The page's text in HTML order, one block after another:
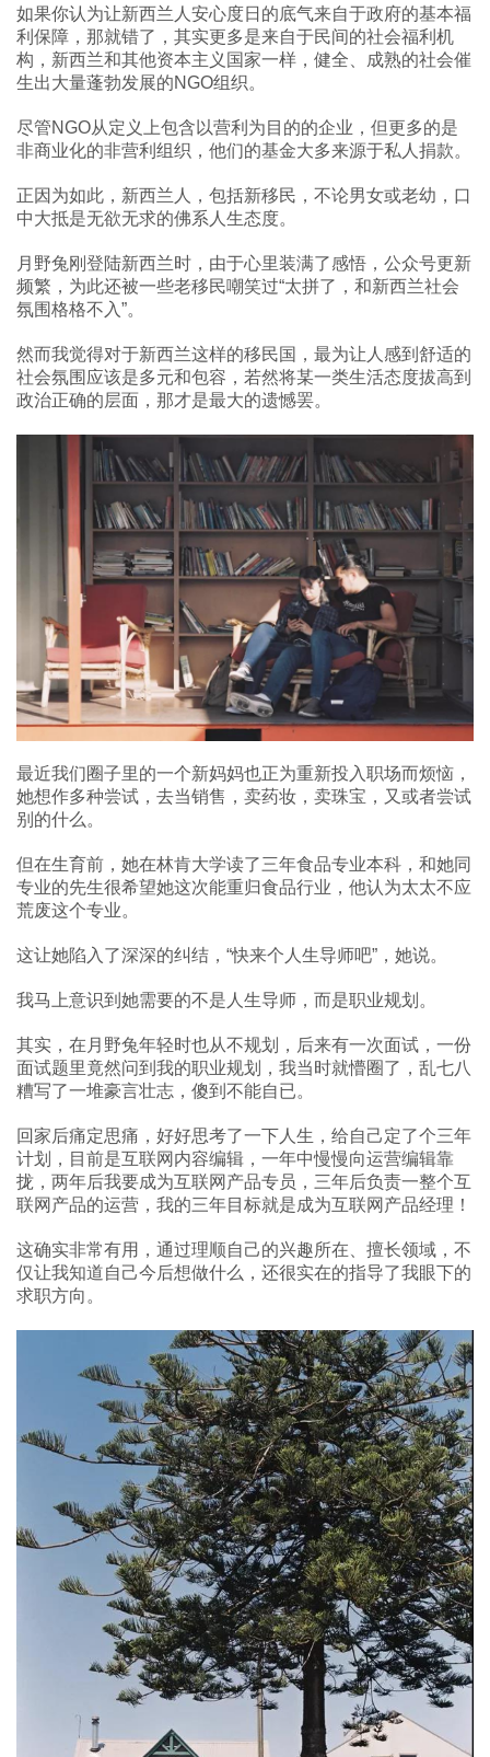
如果你认为让新西兰人安心度日的底气来自于政府的基本福
利保障，那就错了，其实更多是来自于民间的社会福利机
构，新西兰和其他资本主义国家一样，健全、成熟的社会催
生出大量蓬勃发展的NGO组织。
尽管NGO从定义上包含以营利为目的的企业，但更多的是
非商业化的非营利组织，他们的基金大多来源于私人捐款。
正因为如此，新西兰人，包括新移民，不论男女或老幼，口
中大抵是无欲无求的佛系人生态度。
月野兔刚登陆新西兰时，由于心里装满了感悟，公众号更新
频繁，为此还被一些老移民嘲笑过“太拼了，和新西兰社会
氛围格格不入”。
然而我觉得对于新西兰这样的移民国，最为让人感到舒适的
社会氛围应该是多元和包容，若然将某一类生活态度拔高到
政治正确的层面，那才是最大的遗憾罢。
最近我们圈子里的一个新妈妈也正为重新投入职场而烦恼，
她想作多种尝试，去当销售，卖药妆，卖珠宝，又或者尝试
别的什么。
但在生育前，她在林肯大学读了三年食品专业本科，和她同
专业的先生很希望她这次能重归食品行业，他认为太太不应
荒废这个专业。
这让她陷入了深深的纠结，“快来个人生导师吧”，她说。
我马上意识到她需要的不是人生导师，而是职业规划。
其实，在月野兔年轻时也从不规划，后来有一次面试，一份
面试题里竟然问到我的职业规划，我当时就懵圈了，乱七八
糟写了一堆豪言壮志，傻到不能自已。
回家后痛定思痛，好好思考了一下人生，给自己定了个三年
计划，目前是互联网内容编辑，一年中慢慢向运营编辑靠
拢，两年后我要成为互联网产品专员，三年后负责一整个互
联网产品的运营，我的三年目标就是成为互联网产品经理！
这确实非常有用，通过理顺自己的兴趣所在、擅长领域，不
仅让我知道自己今后想做什么，还很实在的指导了我眼下的
求职方向。